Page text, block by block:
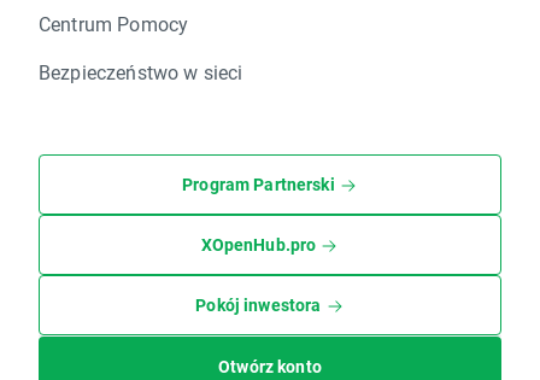
Centrum Pomocy
Bezpieczeństwo w sieci
Program Partnerski
XOpenHub.pro
Pokój inwestora
Otwórz konto